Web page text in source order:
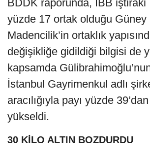
BDDK raporunda, İBB iştiraki
yüzde 17 ortak olduğu Güney
Madencilik’in ortaklık
değişikliğe gidildiği bilgisi de
kapsamda
İstanbul Gayrimenkul adlı
aracılığıyla payı yüzde
yükseldi.
30 KİLO ALTIN BOZDURDU